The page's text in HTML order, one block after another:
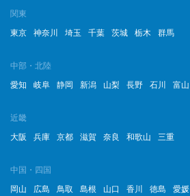
関東
東京
神奈川 埼玉 千葉 茨城 栃木 群馬
中部・北陸
愛知
岐阜 静岡 新潟 山梨 長野 石川 富山
近畿
大阪
兵庫 京都 滋賀 奈良 和歌山 三重
中国・四国
岡山
広島 鳥取 島根 山口 香川 徳島 愛媛